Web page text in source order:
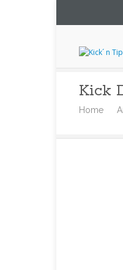
Kick
Home